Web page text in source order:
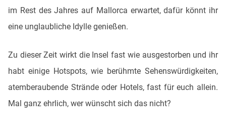
im Rest des Jahres auf Mallorca erwartet, dafür könnt ihr
eine unglaubliche Idylle genießen.
Zu dieser Zeit wirkt die Insel fast wie ausgestorben und ihr
habt einige Hotspots, wie berühmte Sehenswürdigkeiten,
atemberaubende Strände oder Hotels, fast für euch allein.
Mal ganz ehrlich, wer wünscht sich das nicht?